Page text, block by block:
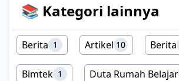
📚 Kategori lainnya
Berita 1 Artikel 10 Berita
Bimtek 1 Duta Rumah Belajar